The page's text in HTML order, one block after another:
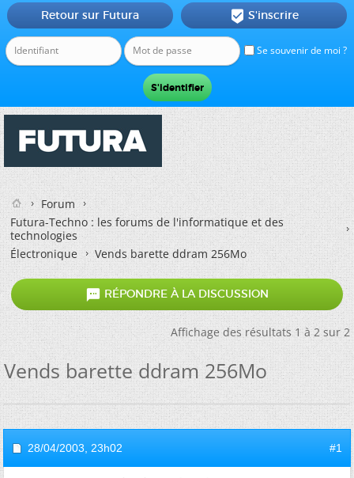
Se souvenir de moi ?
Retour sur Futura  S'inscrire
Forum
Futura-Techno : les forums de l'informatique et des
technologies
Électronique
Vends barette ddram 256Mo
 RÉPONDRE À LA DISCUSSION
Affichage des résultats 1 à 2 sur 2
Vends barette ddram 256Mo
28/04/2003, 23h02 #1